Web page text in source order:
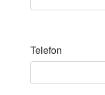
Telefon